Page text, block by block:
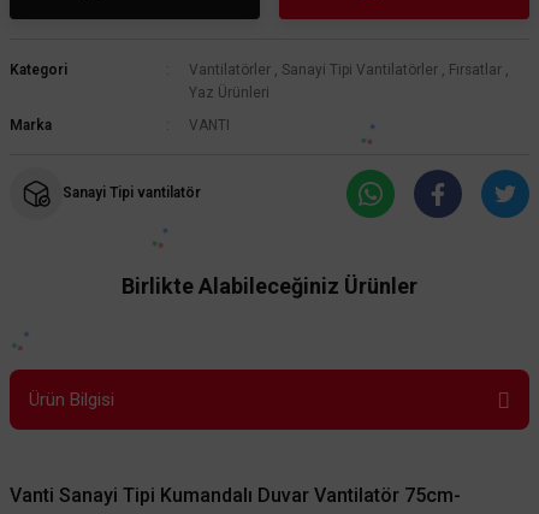
Kategori Vantilatörler Sanayi Tipi Vantilatörler Fırsatlar
Yaz Ürünleri
Marka
VANTI
Sanayi Tipi vantilatör
Birlikte Alabileceğiniz Ürünler
Ürün Bilgisi
Vanti Sanayi Tipi Kumandalı Duvar Vantilatör 75cm-